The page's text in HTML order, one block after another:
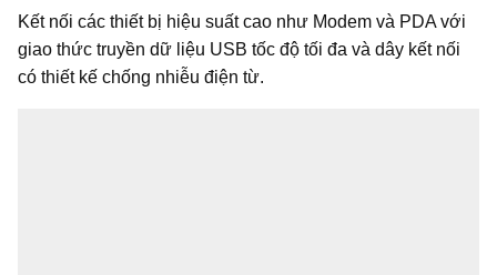
Kết nối các thiết bị hiệu suất cao như Modem và PDAvới
giao thức truyền dữ liệu USB tốc độ tối đa và dây kết nối
có thiết kế chống nhiễu điện từ.